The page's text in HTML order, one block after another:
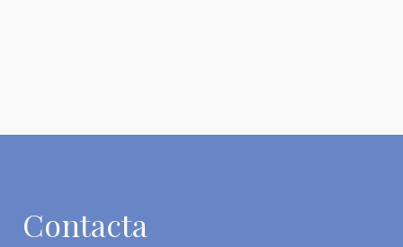
Contacta